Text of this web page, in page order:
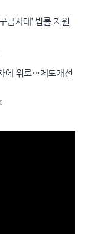
금사태’ 법률 지원
에 위로…제도개선